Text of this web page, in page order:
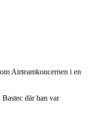
Airteamkoncernen i en
där han var